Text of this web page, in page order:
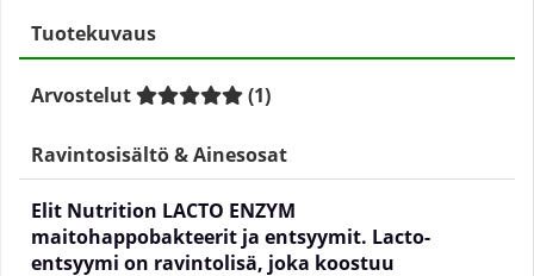
Tuotekuvaus
Arvostelut (1)
Ravintosisältö & Ainesosat
Elit Nutrition LACTO ENZYM
maitohappobakteerit ja entsyymit. Lacto-
entsyymi on ravintolisä, joka koostuu